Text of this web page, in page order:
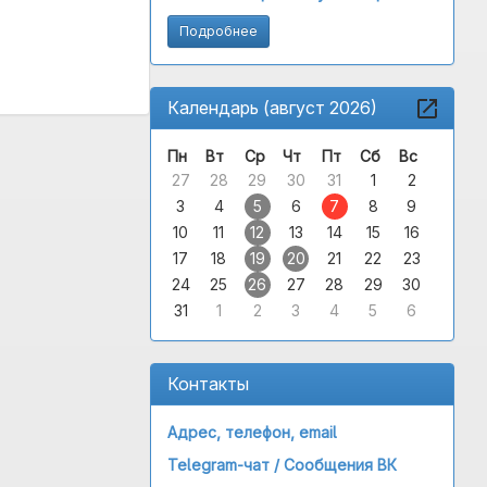
Подробнее
Календарь (август 2026)
Пн Вт Ср Чт Пт Сб
Вс
27
28 29 30 31 1
2
3
4 5 6 7 8
9
10
11 12 13 14 15
16
17
18 19 20 21 22
23
24
25 26 27 28 29
30
31
1 2 3 4 5 6
Контакты
Адрес, телефон, email
Telegram-чат /Сообщения ВК